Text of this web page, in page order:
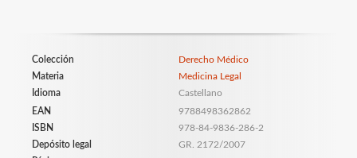
Colección
Derecho Médico
Materia
Medicina Legal
Idioma
Castellano
EAN
9788498362862
ISBN
978-84-9836-286-2
Depósito legal
GR. 2172/2007